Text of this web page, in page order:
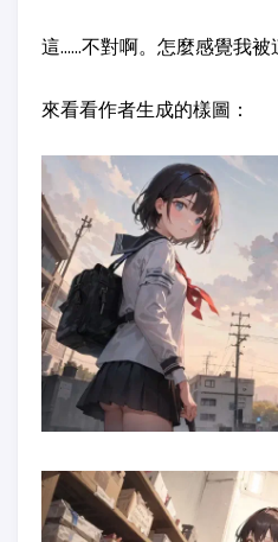
這……不對啊。怎麼感覺我被
來看看作者生成的樣圖：